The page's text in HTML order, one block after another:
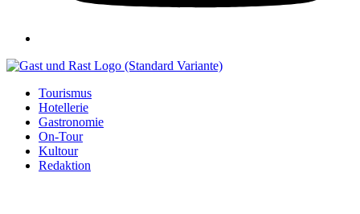
Tourismus
Hotellerie
Gastronomie
On-Tour
Kultour
Redaktion